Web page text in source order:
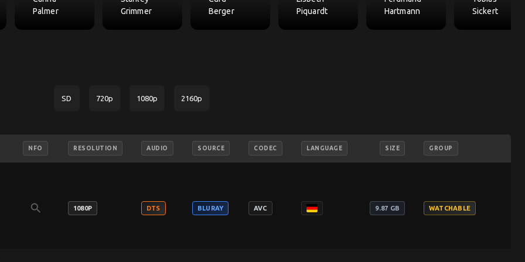
Palmer
Grimmer
Berger
Piquardt
Hartmann
Sickert
SD 720p 1080p 2160p
NFO RESOLUTION AUDIO SOURCE CODEC LANGUAGE SIZE GROUP
search 1080P DTS BLURAY AVC 9.87 GB WATCHABLE